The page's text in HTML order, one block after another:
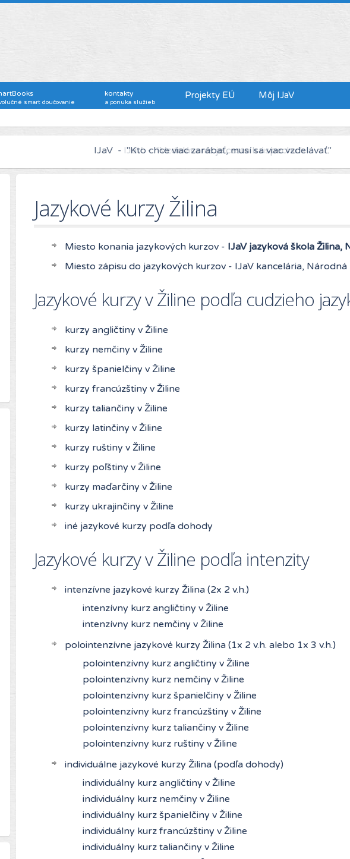
smart doučovanie
kontakty
a ponuka služieb
Projekty EÚ Môj IJaV
IJaV - "Kto chce viac zarábať, musí sa viac vzdelávať."
Jazykové kurzy Žilina
Miesto konania jazykových kurzov - IJaV jazyková škola Žilina,
Miesto zápisu do jazykových kurzov - IJaV kancelária, Národná
Jazykové kurzy v Žiline podľa cudzieho
kurzy angličtiny v Žiline
kurzy nemčiny v Žiline
kurzy španielčiny v Žiline
kurzy francúzštiny v Žiline
kurzy taliančiny v Žiline
kurzy latinčiny v Žiline
kurzy ruštiny v Žiline
kurzy poľštiny v Žiline
kurzy maďarčiny v Žiline
kurzy ukrajinčiny v Žiline
iné jazykové kurzy podľa dohody
Jazykové kurzy v Žiline podľa intenzity
intenzívne jazykové kurzy Žilina (2x 2 v.h.)
intenzívny kurz angličtiny v Žiline
intenzívny kurz nemčiny v Žiline
polointenzívne jazykové kurzy Žilina (1x 2 v.h. alebo 1x 3 v.h.)
polointenzívny kurz angličtiny v Žiline
polointenzívny kurz nemčiny v Žiline
polointenzívny kurz španielčiny v Žiline
polointenzívny kurz francúzštiny v Žiline
polointenzívny kurz taliančiny v Žiline
polointenzívny kurz ruštiny v Žiline
individuálne jazykové kurzy Žilina (podľa dohody)
individuálny kurz angličtiny v Žiline
individuálny kurz nemčiny v Žiline
individuálny kurz španielčiny v Žiline
individuálny kurz francúzštiny v Žiline
individuálny kurz taliančiny v Žiline